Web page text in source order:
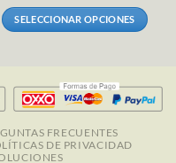
SELECCIONAR OPCIONES
múltiples
variantes.
Las
opciones
FRECUENTES
DE PRIVACIDAD